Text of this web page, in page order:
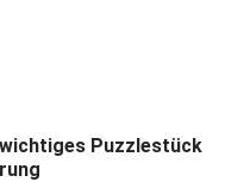
Puzzlestück